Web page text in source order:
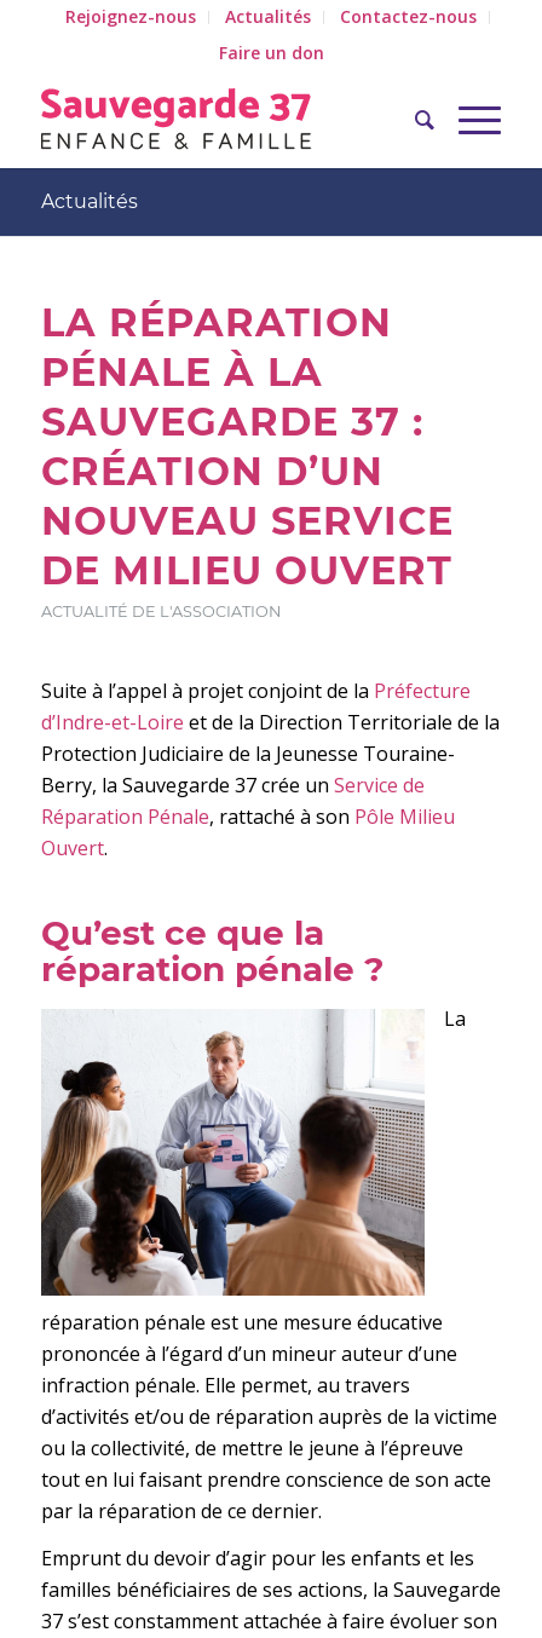
Rejoignez-nous Actualités
Contactez-nous
Faire un don
Actualités
LA RÉPARATION
PÉNALE À LA
SAUVEGARDE 37 :
CRÉATION D’UN
NOUVEAU SERVICE
DE MILIEU OUVERT
ACTUALITÉ DE L'ASSOCIATION
Suite à l’appel à projet conjoint de la Préfecture
d’Indre-et-Loire et de la Direction Territoriale de la
Protection Judiciaire de la Jeunesse Touraine-
Berry, la Sauvegarde 37 crée un Service de
Réparation Pénale, rattaché à son Pôle Milieu
Ouvert.
Qu’est ce que la
réparation pénale ?
La
réparation pénale est une mesure éducative
prononcée à l’égard d’un mineur auteur d’une
infraction pénale. Elle permet, au travers
d’activités et/ou de réparation auprès de la victime
ou la collectivité, de mettre le jeune à l’épreuve
tout en lui faisant prendre conscience de son acte
par la réparation de ce dernier.
Emprunt du devoir d’agir pour les enfants et les
familles bénéficiaires de ses actions, la Sauvegarde
37 s’est constamment attachée à faire évoluer son